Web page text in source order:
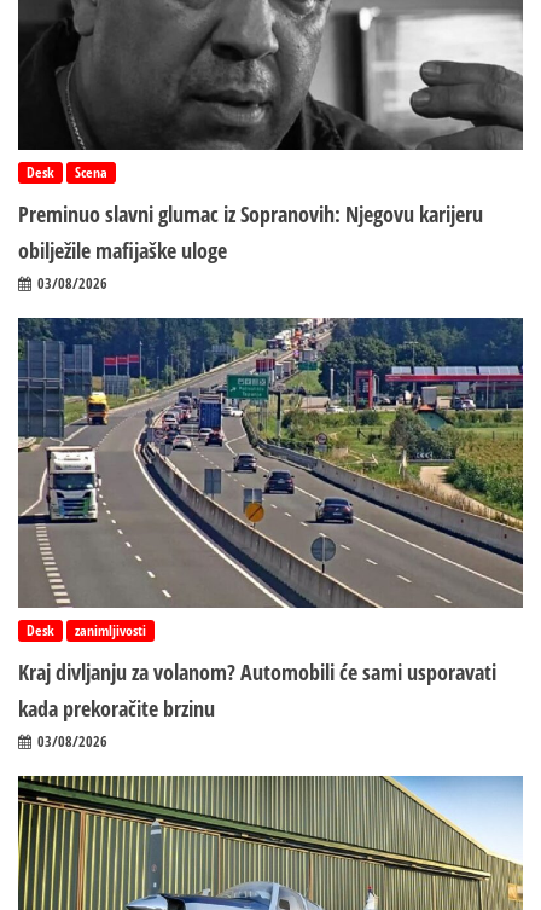
Desk Scena
Preminuo slavni glumac iz Sopranovih: Njegovu karijeru
obilježile mafijaške uloge
03/08/2026
Desk zanimljivosti
Kraj divljanju za volanom? Automobili će sami usporavati
kada prekoračite brzinu
03/08/2026